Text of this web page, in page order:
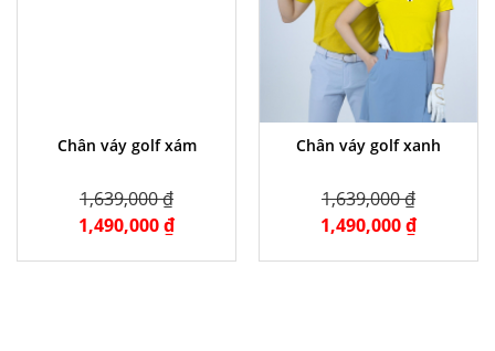
Chân váy golf xám
1,639,000 ₫
1,490,000 ₫
Chân váy golf xanh
1,639,000 ₫
1,490,000 ₫